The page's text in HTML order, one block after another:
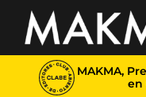
MAKMA,
en